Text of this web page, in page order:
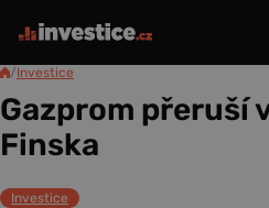
/Investice
Gazprom přeruší
Finska
Investice